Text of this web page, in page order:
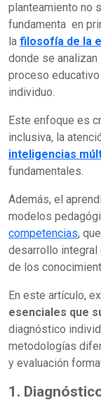
planteamiento no
fundamenta en
la filosofía de la
donde se
proceso
individuo.
Este enfoque es
inclusiva, la
inteligencias
fundamentales.
Además, el
modelos
competencias,
desarrollo integral
de los
En este artículo,
esenciales que
diagnóstico
metodologías
y evaluación
1.